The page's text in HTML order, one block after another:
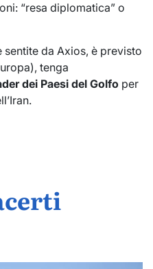
“resa diplomatica” o
da Axios, è previsto
tenga
dei Paesi del Golfo per